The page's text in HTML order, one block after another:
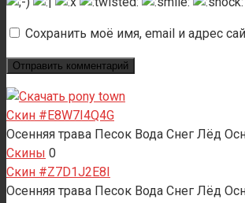
Сохранить моё имя, email и адрес
Скин #E8W7I4Q4G
Осенняя трава Песок Вода Снег Лёд
Скины 0
Скин #Z7D1J2E8I
Осенняя трава Песок Вода Снег Лёд